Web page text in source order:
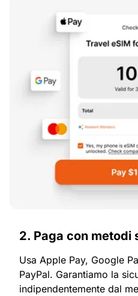
2. Paga con metodi
Usa Apple Pay, Google
PayPal. Garantiamo la
indipendentemente dal